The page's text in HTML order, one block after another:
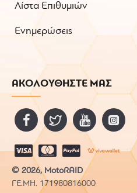
Λίστα Επιθυμιών
Ενημερώσεις
ΑΚΟΛΟΥΘΗΣΤΕ ΜΑΣ
© 2026, MotoRAID
ΓΕ.ΜΗ. 171980816000